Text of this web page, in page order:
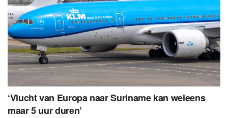
‘Vlucht van Europa naar Suriname kan weleens
maar 5 uur duren’